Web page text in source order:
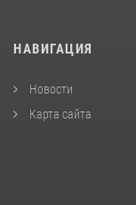
НАВИГАЦИЯ
Новости
Карта сайта